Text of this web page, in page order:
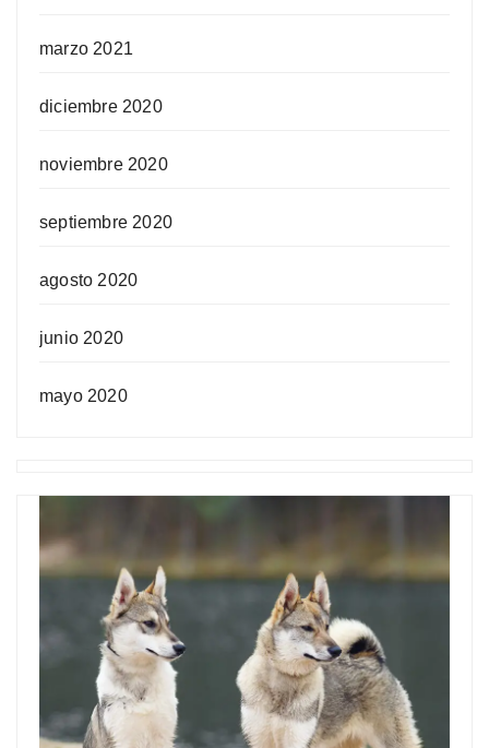
marzo 2021
diciembre 2020
noviembre 2020
septiembre 2020
agosto 2020
junio 2020
mayo 2020